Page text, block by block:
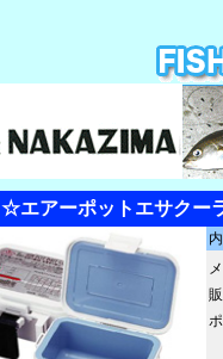
☆エアーポットエサクー